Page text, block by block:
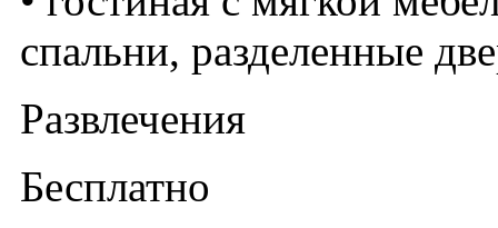
спальни, разделенные
Развлечения
Бесплатно